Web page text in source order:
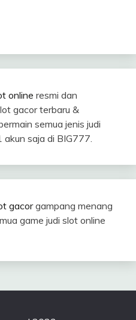
online resmi dan
gacor terbaru &
semua jenis judi
saja di BIG777.
gacorgampang menang
game judi slot online